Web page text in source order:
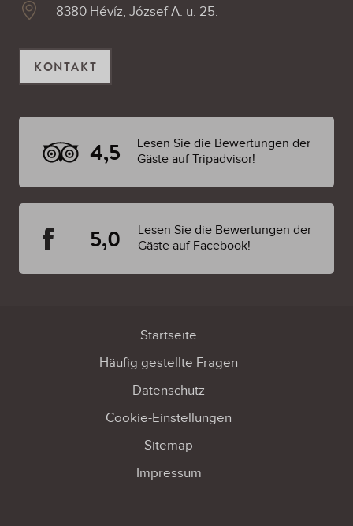
8380 Hévíz, József A. u. 25.
KONTAKT
4,5
Lesen Sie die Bewertungen der
Gäste auf Tripadvisor!
5,0
Lesen Sie die Bewertungen der
Gäste auf Facebook!
Startseite
Häufig gestellte Fragen
Datenschutz
Cookie-Einstellungen
Sitemap
Impressum